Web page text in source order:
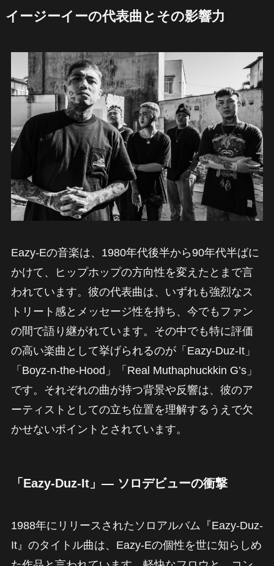
イージーイーの代表曲とその影響力
Eazy-Eの音楽は、1980年代後半から90年代半ばに
かけて、ヒップホップの方向性を変えたとまで言
われています。彼の代表曲は、いずれも強烈なス
トリート感とメッセージ性を持ち、今でもファン
の間で語り継がれています。その中でも特に評価
の高い楽曲として挙げられるのが「Eazy-Duz-It」
「Boyz-n-the-Hood」「Real Muthaphuckkin G’s」
です。それぞれの曲が持つ背景や反響は、彼のア
ーティストとしての立ち位置を理解するうえで欠
かせないポイントとされています。
「Eazy-Duz-It」― ソロデビューの衝撃
1988年にリリースされたソロアルバム『Eazy-Duz-
It』のタイトル曲は、Eazy-Eの個性を世に知らしめ